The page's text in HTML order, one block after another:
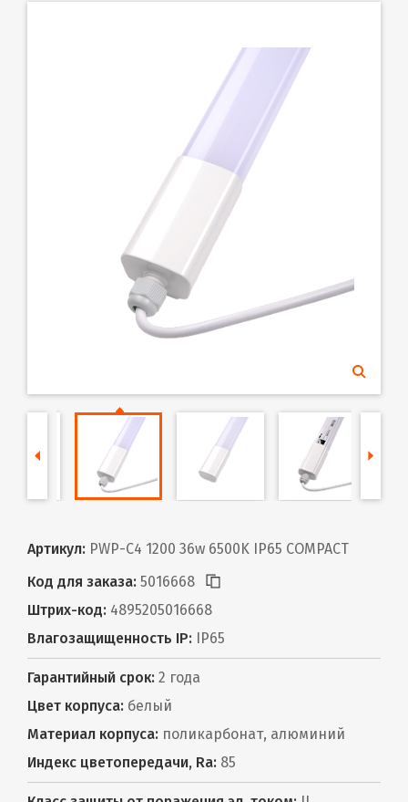
Артикул: PWP-С4 1200 36w 6500K IP65 COMPACT
Код для заказа: 5016668
Штрих-код: 4895205016668
Влагозащищенность IP: IP65
Гарантийный срок: 2 года
Цвет корпуса: белый
Материал корпуса: поликарбонат, алюминий
Индекс цветопередачи, Ra: 85